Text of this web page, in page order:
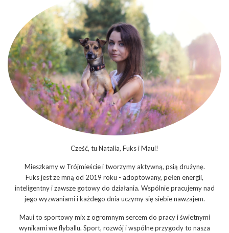
Cześć, tu Natalia, Fuks i Maui!
Mieszkamy w Trójmieście i tworzymy aktywną, psią drużynę.
Fuks jest ze mną od 2019 roku - adoptowany, pełen energii,
inteligentny i zawsze gotowy do działania. Wspólnie pracujemy nad
jego wyzwaniami i każdego dnia uczymy się siebie nawzajem.
Maui to sportowy mix z ogromnym sercem do pracy i świetnymi
wynikami we flyballu. Sport, rozwój i wspólne przygody to nasza